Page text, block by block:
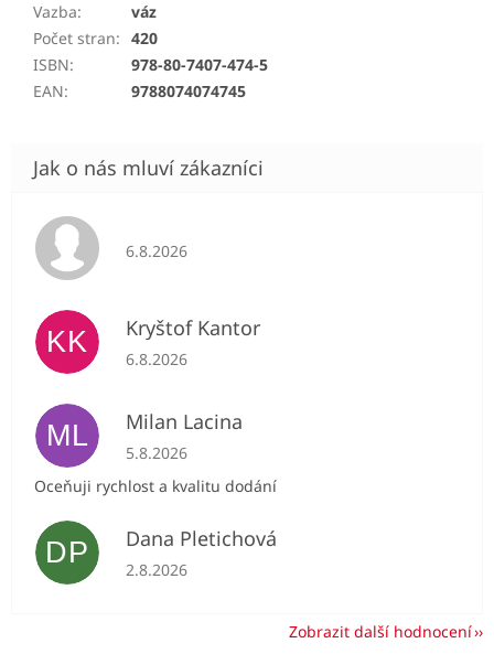
Vazba:
váz
Počet stran: 420
ISBN:
978-80-7407-474-5
EAN: 9788074074745
Hodnocení obchodu je 5 z 5 hvězdiček.
6.8.2026
KK Kryštof Kantor
Hodnocení obchodu je 5 z 5 hvězdiček.
6.8.2026
ML Milan Lacina
Hodnocení obchodu je 5 z 5 hvězdiček.
5.8.2026
Oceňuji rychlost a kvalitu dodání
DP Dana Pletichová
Hodnocení obchodu je 5 z 5 hvězdiček.
2.8.2026
Zobrazit další hodnocení